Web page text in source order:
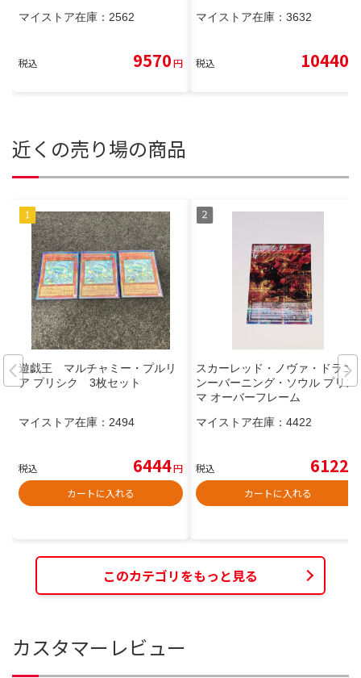
マイストア在庫： 2562
税込 9570円
マイストア在庫： 3632
税込 10440
近くの売り場の商品
遊戯王 マルチャミー・プルリ
ア プリシク 3枚セット
マイストア在庫： 2494
税込 6444円
カートに入れる
スカーレッド・ノヴァ・ドラゴ
ンーバーニング・ソウル プリズ
マ オーバーフレーム
マイストア在庫： 4422
税込 6122
カートに入れる
このカテゴリをもっと見る
カスタマーレビュー